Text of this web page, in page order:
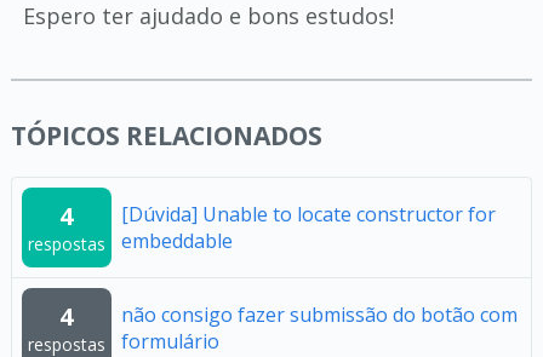
Espero ter ajudado e bons estudos!
TÓPICOS RELACIONADOS
4
respostas
[Dúvida] Unable to locate constructor for
embeddable
4
respostas
não consigo fazer submissão do botão com
formulário